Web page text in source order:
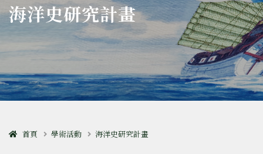
海洋史研究計畫
首頁 學術活動 海洋史研究計畫